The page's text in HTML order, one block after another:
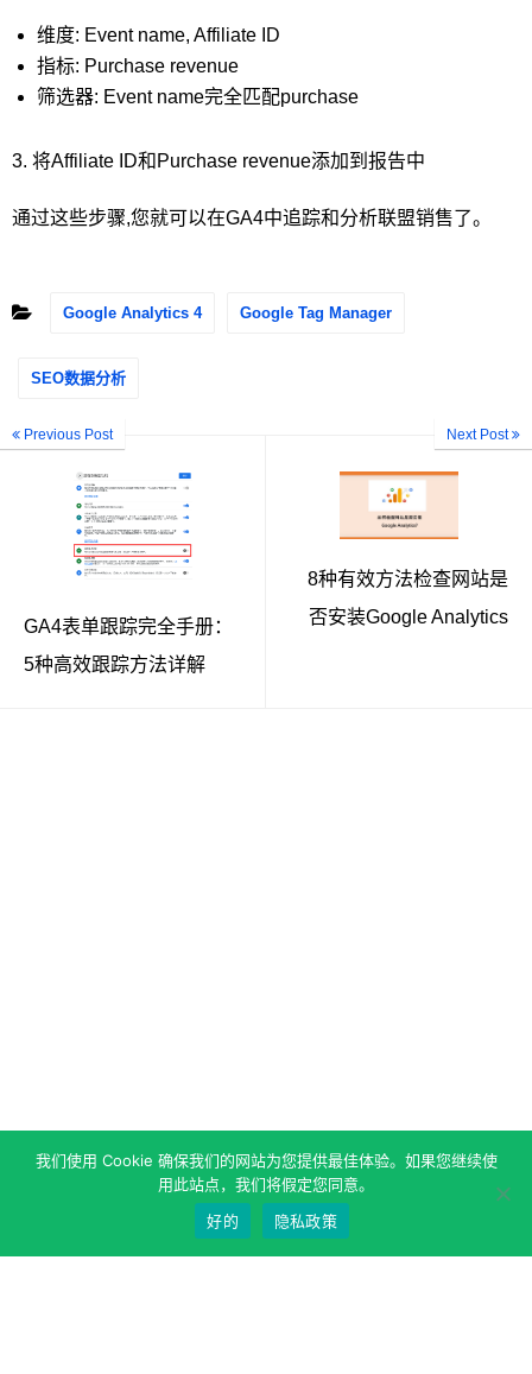
维度: Event name, Affiliate ID
指标: Purchase revenue
筛选器: Event name完全匹配purchase
3. 将Affiliate ID和Purchase revenue添加到报告中
通过这些步骤,您就可以在GA4中追踪和分析联盟销售了。
Google Analytics 4 Google Tag Manager
SEO数据分析
Previous Post
GA4表单跟踪完全手册：
5种高效跟踪方法详解
Next Post
8种有效方法检查网站是
否安装Google Analytics
我们使用 Cookie 确保我们的网站为您提供最佳体验。如果您继续使
用此站点，我们将假定您同意。
好的
隐私政策